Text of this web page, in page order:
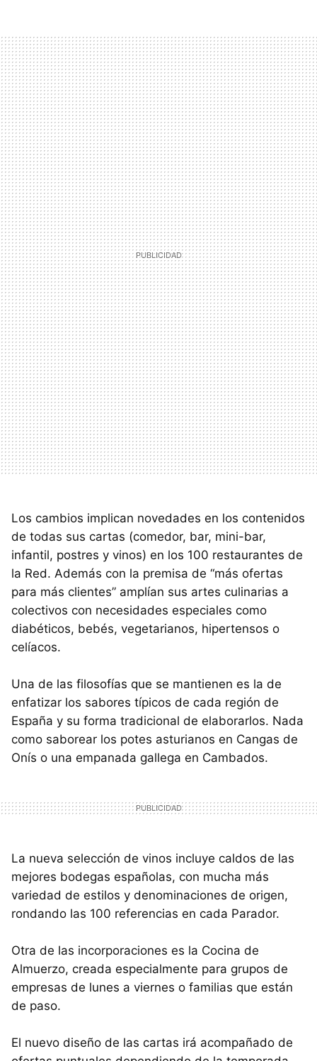
Los cambios implican novedades en los contenidos
de todas sus cartas (comedor, bar, mini-bar,
infantil, postres y vinos) en los 100 restaurantes de
la Red. Además con la premisa de “más ofertas
para más clientes” amplían sus artes culinarias a
colectivos con necesidades especiales como
diabéticos, bebés, vegetarianos, hipertensos o
celíacos.
Una de las filosofías que se mantienen es la de
enfatizar los sabores típicos de cada región de
España y su forma tradicional de elaborarlos. Nada
como saborear los potes asturianos en Cangas de
Onís o una empanada gallega en Cambados.
La nueva selección de vinos incluye caldos de las
mejores bodegas españolas, con mucha más
variedad de estilos y denominaciones de origen,
rondando las 100 referencias en cada Parador.
Otra de las incorporaciones es la Cocina de
Almuerzo, creada especialmente para grupos de
empresas de lunes a viernes o familias que están
de paso.
El nuevo diseño de las cartas irá acompañado de